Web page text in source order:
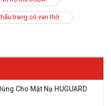
trong mặt nạ
trang có van thở
Cho Mặt Nạ HUGUARD